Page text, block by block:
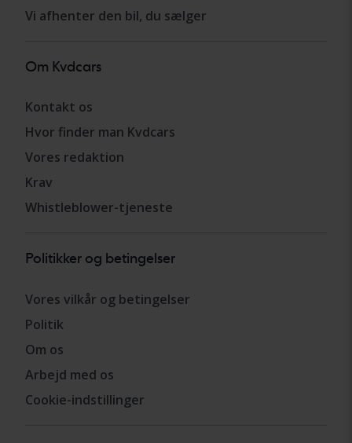
Vi afhenter den bil, du sælger
Om Kvdcars
Kontakt os
Hvor finder man Kvdcars
Vores redaktion
Krav
Whistleblower-tjeneste
Politikker og betingelser
Vores vilkår og betingelser
Politik
Om os
Arbejd med os
Cookie-indstillinger